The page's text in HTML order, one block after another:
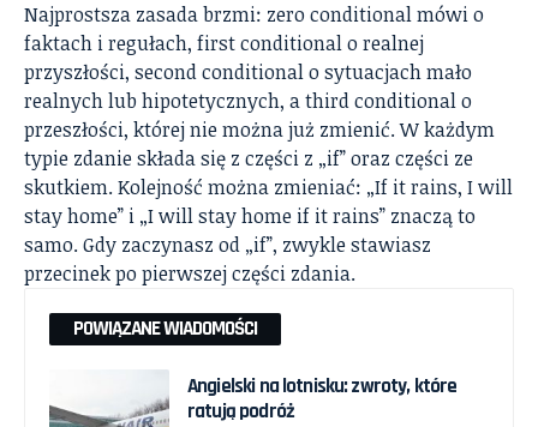
Najprostsza zasada brzmi: zero conditional mówi o
faktach i regułach, first conditional o realnej
przyszłości, second conditional o sytuacjach mało
realnych lub hipotetycznych, a third conditional o
przeszłości, której nie można już zmienić. W każdym
typie zdanie składa się z części z „if” oraz części ze
skutkiem. Kolejność można zmieniać: „If it rains, I will
stay home” i „I will stay home if it rains” znaczą to
samo. Gdy zaczynasz od „if”, zwykle stawiasz
przecinek po pierwszej części zdania.
POWIĄZANE WIADOMOŚCI
Angielski na lotnisku: zwroty, które
ratują podróż